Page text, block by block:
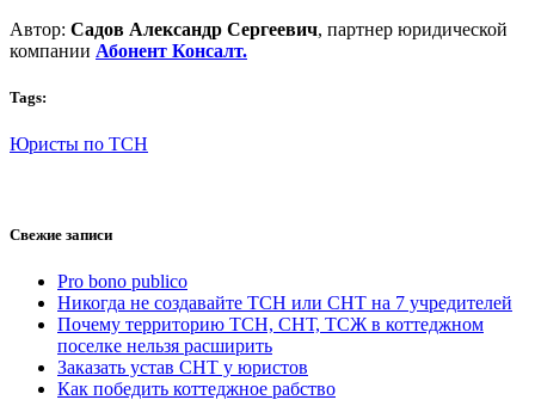
Автор: Садов Александр Сергеевич, партнер юридической
компании Абонент Консалт.
Tags:
Юристы по ТСН
Свежие записи
Pro bono publico
Никогда не создавайте ТСН или СНТ на 7 учредителей
Почему территорию ТСН, СНТ, ТСЖ в коттеджном
поселке нельзя расширить
Заказать устав СНТ у юристов
Как победить коттеджное рабство